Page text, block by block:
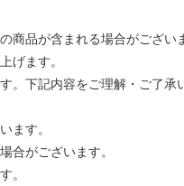
商品が含まれる場合がござい
げます。
。下記内容をご理解・ご了承
ます。
合がございます。
。